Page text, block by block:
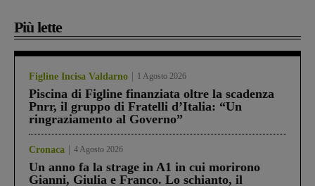
Più lette
Figline Incisa Valdarno 1 Agosto 2026
Piscina di Figline finanziata oltre la scadenza
Pnrr, il gruppo di Fratelli d’Italia: “Un
ringraziamento al Governo”
Cronaca 4 Agosto 2026
Un anno fa la strage in A1 in cui morirono
Gianni, Giulia e Franco. Lo schianto, il